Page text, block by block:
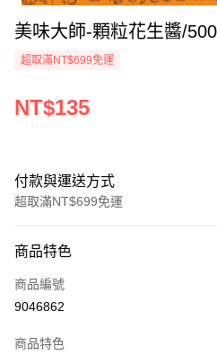
美味大師-顆粒花生醬/
超取滿NT$699免運
NT$135
付款與運送方式
超取滿NT$699免運
信用卡一次付款
Apple Pay
運送方式
商品特色
商品編號
9046862
商品特色